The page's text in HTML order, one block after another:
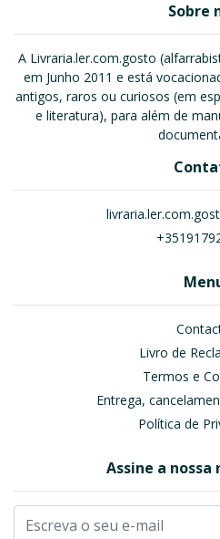
Sobre
A Livraria.ler.com.gosto
em Junho 2011 e está
antigos, raros ou curiosos (em
e literatura), para além de
Livro de
Termos e
Entrega,
Política de
Assine a